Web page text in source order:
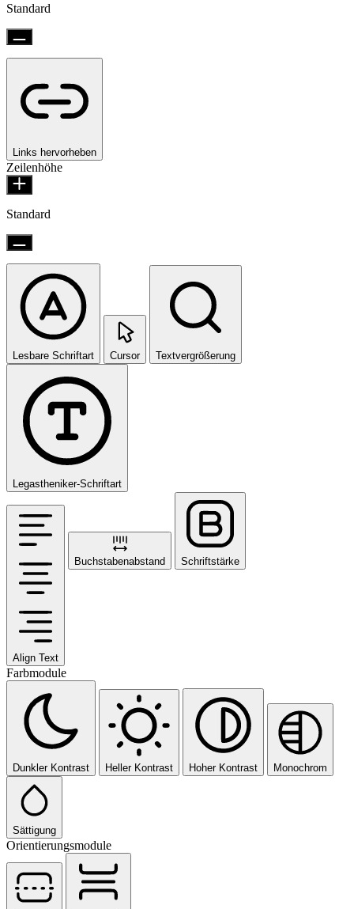
Standard
Links hervorheben
Zeilenhöhe
Standard
Lesbare Schriftart Cursor Textvergrößerung
Legastheniker-Schriftart
Align Text
Buchstabenabstand Schriftstärke
Farbmodule
Dunkler Kontrast Heller Kontrast Hoher Kontrast Monochrom
Sättigung
Orientierungsmodule